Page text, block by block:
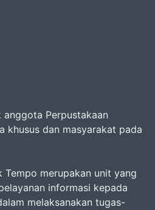
Perpustakaan
khusus dan masyarakat pada
Tempo merupakan unit yang
informasi kepada
melaksanakan tugas-